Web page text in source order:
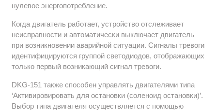
нулевое энергопотребление.
Когда двигатель работает, устройство отслеживает
неисправности и автоматически выключает двигатель
при возникновении аварийной ситуации. Сигналы тревоги
идентифицируются группой светодиодов, отображающих
только первый возникающий сигнал тревоги.
DKG-151 также способен управлять двигателями типа
‘Активировировать для остановки (соленоид остановки)’.
Выбор типа двигателя осуществляется с помощью